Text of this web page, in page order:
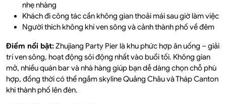
nhẹ nhàng
Khách đi công tác cần không gian thoải mái sau giờ làm việc
Người thích không khí ven sông và cảnh thành phố về đêm
Điểm nổi bật:Zhujiang Party Pier là khu phức hợp ăn uống – giải
trí ven sông, hoạt động sôi động nhất vào buổi tối. Không gian
mở, nhiều quán bar và nhà hàng giúp bạn dễ dàng chọn chỗ phù
hợp, đồng thời có thể ngắm skyline Quảng Châu và Tháp Canton
khi thành phố lên đèn.